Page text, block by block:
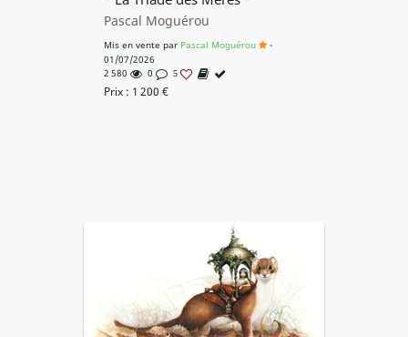
Pascal Moguérou
Mis en vente par Pascal Moguérou
-
01/07/2026
2 580
0 5
Prix : 1 200 €